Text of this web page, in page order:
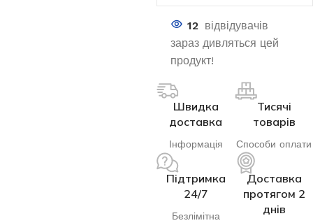
12 відвідувачів
зараз дивляться цей
продукт!
Швидка
доставка
Інформація
Тисячі
товарів
Способи оплати
Підтримка
24/7
Безлімітна
Доставка
протягом 2
днів